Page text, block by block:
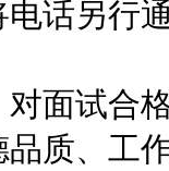
话另行
试合格
质、工